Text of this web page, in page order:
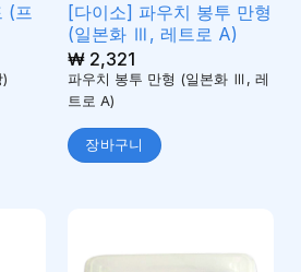
(프
[다이소] 파우치 봉투 만형
(일본화 Ⅲ, 레트로 A)
₩2,321
파우치 봉투 만형 (일본화 Ⅲ, 레
트로 A)
장바구니